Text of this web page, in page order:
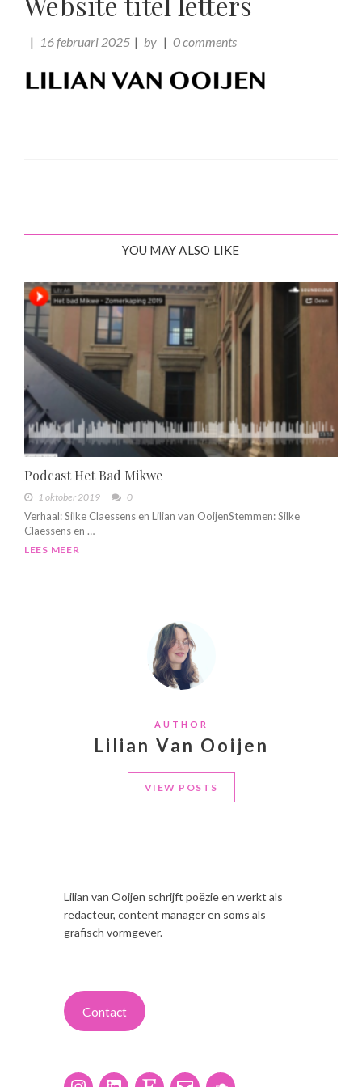
16 februari 2025 by 0 comments
YOU MAY ALSO LIKE
Podcast Het Bad Mikwe
1 oktober 2019 0
Verhaal: Silke Claessens en Lilian van OoijenStemmen: Silke
Claessens en …
LEES MEER
AUTHOR
Lilian Van Ooijen
VIEW POSTS
Lilian van Ooijen schrijft poëzie en werkt als
redacteur, content manager en soms als
grafisch vormgever.
Contact